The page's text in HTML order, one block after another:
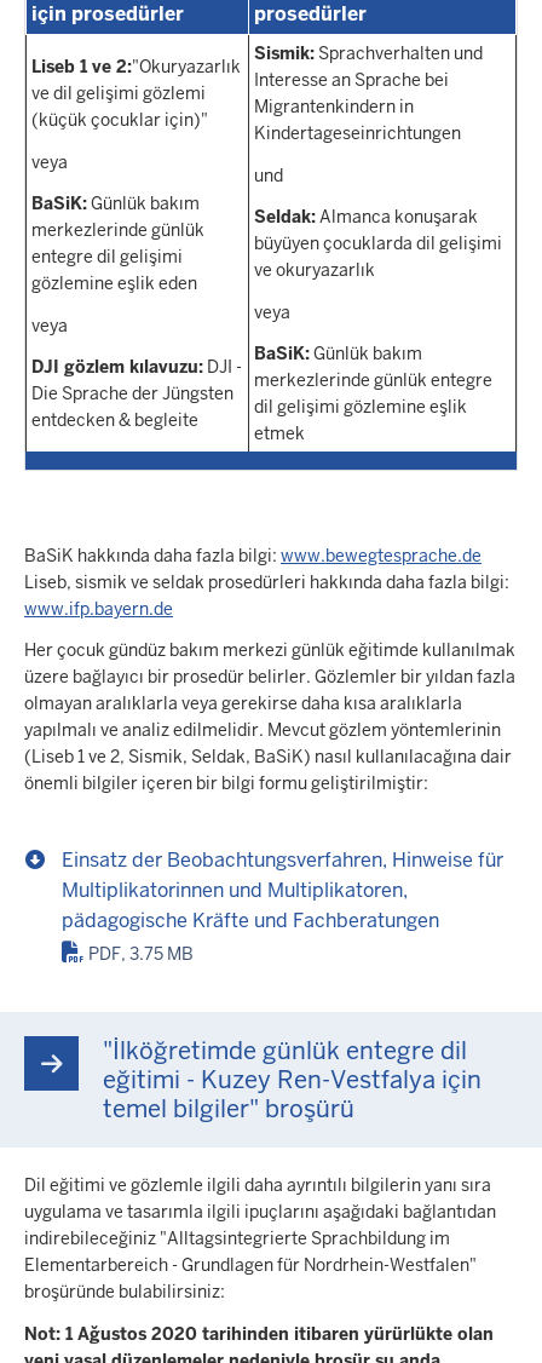
için prosedürler
prosedürler
Liseb 1 ve 2:"Okuryazarlık
ve dil gelişimi gözlemi
(küçük çocuklar için)"
veya
BaSiK:Günlük bakım
merkezlerinde günlük
entegre dil gelişimi
gözlemine eşlik eden
veya
DJI gözlem kılavuzu: DJI -
Die Sprache der Jüngsten
entdecken & begleite
Sismik: Sprachverhalten und
Interesse an Sprache bei
Migrantenkindern in
Kindertageseinrichtungen
und
Seldak:Almanca konuşarak
büyüyen çocuklarda dil gelişimi
ve okuryazarlık
veya
BaSiK:Günlük bakım
merkezlerinde günlük entegre
dil gelişimi gözlemine eşlik
etmek
BaSiK hakkında daha fazla bilgi: www.bewegtesprache.de
Liseb, sismik ve seldak prosedürleri hakkında daha fazla bilgi:
www.ifp.bayern.de
Her çocuk gündüz bakım merkezi günlük eğitimde kullanılmak
üzere bağlayıcı bir prosedür belirler. Gözlemler bir yıldan fazla
olmayan aralıklarla veya gerekirse daha kısa aralıklarla
yapılmalı ve analiz edilmelidir. Mevcut gözlem yöntemlerinin
(Liseb 1 ve 2, Sismik, Seldak, BaSiK) nasıl kullanılacağına dair
önemli bilgiler içeren bir bilgi formu geliştirilmiştir:
Einsatz der Beobachtungsverfahren, Hinweise für
Multiplikatorinnen und Multiplikatoren,
pädagogische Kräfte und Fachberatungen
PDF, 3.75 MB
"İlköğretimde günlük entegre dil
eğitimi - Kuzey Ren-Vestfalya için
temel bilgiler" broşürü
Dil eğitimi ve gözlemle ilgili daha ayrıntılı bilgilerin yanı sıra
uygulama ve tasarımla ilgili ipuçlarını aşağıdaki bağlantıdan
indirebileceğiniz "Alltagsintegrierte Sprachbildung im
Elementarbereich - Grundlagen für Nordrhein-Westfalen"
broşüründe bulabilirsiniz:
Not: 1 Ağustos 2020 tarihinden itibaren yürürlükte olan